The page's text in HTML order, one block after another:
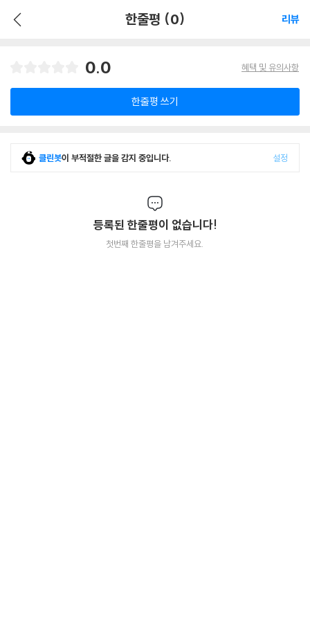
한줄평 (0) 리뷰
0.0 혜택 및 유의사항
한줄평 쓰기
클린봇이 부적절한 글을 감지 중입니다. 설정
등록된 한줄평이 없습니다!
첫번째 한줄평을 남겨주세요.